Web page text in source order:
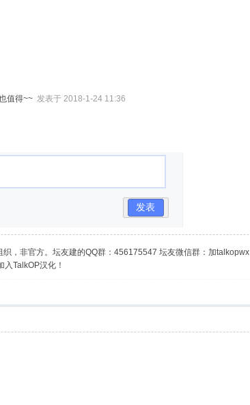
也值得~~发表于 2018-1-24 11:36
发表
，非官方。坛友建的QQ群：456175547 坛友微信群：加
TalkOP汉化！